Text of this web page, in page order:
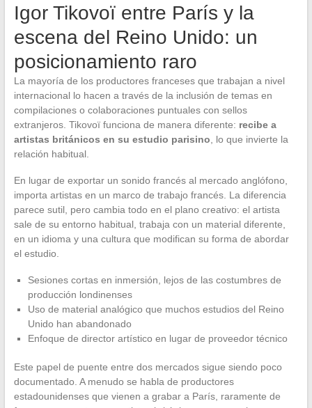
Igor Tikovoï entre París y la
escena del Reino Unido: un
posicionamiento raro
La mayoría de los productores franceses que trabajan a nivel
internacional lo hacen a través de la inclusión de temas en
compilaciones o colaboraciones puntuales con sellos
extranjeros. Tikovoï funciona de manera diferente: recibe a
artistas británicos en su estudio parisino, lo que invierte la
relación habitual.
En lugar de exportar un sonido francés al mercado anglófono,
importa artistas en un marco de trabajo francés. La diferencia
parece sutil, pero cambia todo en el plano creativo: el artista
sale de su entorno habitual, trabaja con un material diferente,
en un idioma y una cultura que modifican su forma de abordar
el estudio.
Sesiones cortas en inmersión, lejos de las costumbres de
producción londinenses
Uso de material analógico que muchos estudios del Reino
Unido han abandonado
Enfoque de director artístico en lugar de proveedor técnico
Este papel de puente entre dos mercados sigue siendo poco
documentado. A menudo se habla de productores
estadounidenses que vienen a grabar a París, raramente de